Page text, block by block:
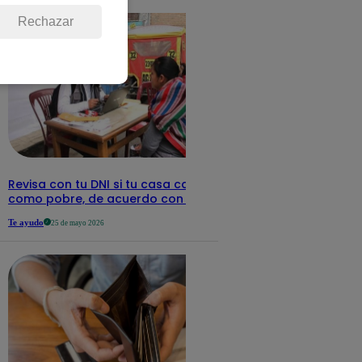
Revisa con tu DNI si tu casa califica
como pobre, de acuerdo con el Sisfoh
Te ayudo 25 de mayo 2026
Rechazar